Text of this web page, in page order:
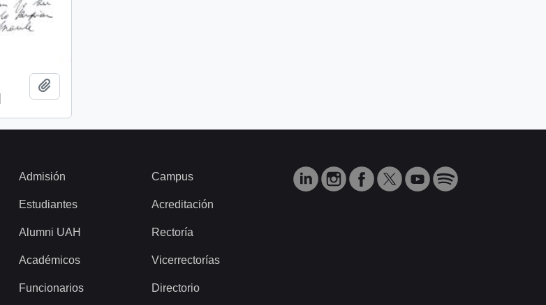
Admisión
Estudiantes
Alumni UAH
Académicos
Funcionarios
Campus
Acreditación
Rectoría
Vicerrectorías
Directorio